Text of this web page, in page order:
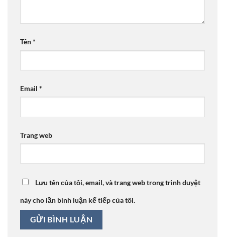
Tên*
Email *
Trang web
Lưu tên của tôi, email, và trang web trong trình duyệt
này cho lần bình luận kế tiếp của tôi.